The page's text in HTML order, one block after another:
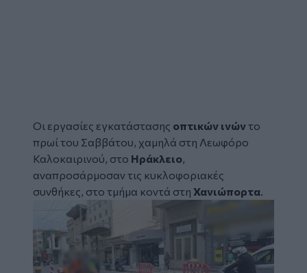
Οι εργασίες εγκατάστασης οπτικών ινώντο
πρωί του Σαββάτου, χαμηλά στη Λεωφόρο
Καλοκαιρινού, στο Ηράκλειο,
αναπροσάρμοσαν τις κυκλοφοριακές
συνθήκες, στο τμήμα κοντά στη Χανιώπορτα.